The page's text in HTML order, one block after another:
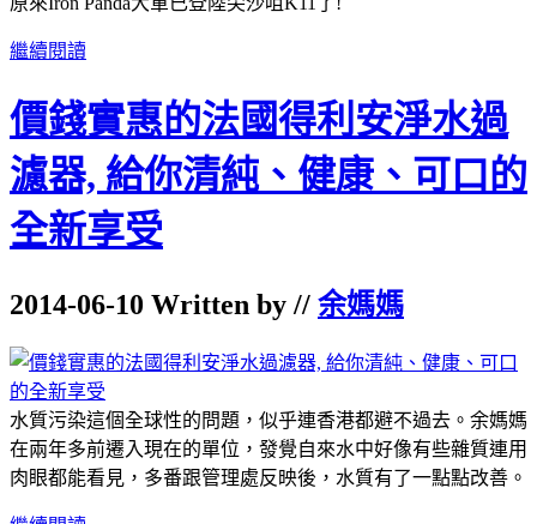
繼續閱讀
價錢實惠的法國得利安淨水過
濾器, 給你清純、健康、可口的
全新享受
2014-06-10 Written by // 余媽媽
水質污染這個全球性的問題，似乎連香港都避不過去。余媽媽
在兩年多前遷入現在的單位，發覺自來水中好像有些雜質連用
肉眼都能看見，多番跟管理處反映後，水質有了一點點改善。